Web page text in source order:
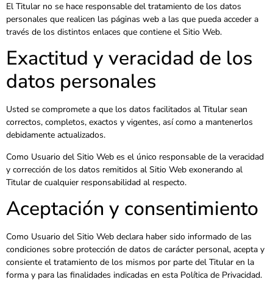
El Titular no se hace responsable del tratamiento de los datos
personales que realicen las páginas web a las que pueda acceder a
través de los distintos enlaces que contiene el Sitio Web.
Exactitud y veracidad de los
datos personales
Usted se compromete a que los datos facilitados al Titular sean
correctos, completos, exactos y vigentes, así como a mantenerlos
debidamente actualizados.
Como Usuario del Sitio Web es el único responsable de la veracidad
y corrección de los datos remitidos al Sitio Web exonerando al
Titular de cualquier responsabilidad al respecto.
Aceptación y consentimiento
Como Usuario del Sitio Web declara haber sido informado de las
condiciones sobre protección de datos de carácter personal, acepta y
consiente el tratamiento de los mismos por parte del Titular en la
forma y para las finalidades indicadas en esta Política de Privacidad.